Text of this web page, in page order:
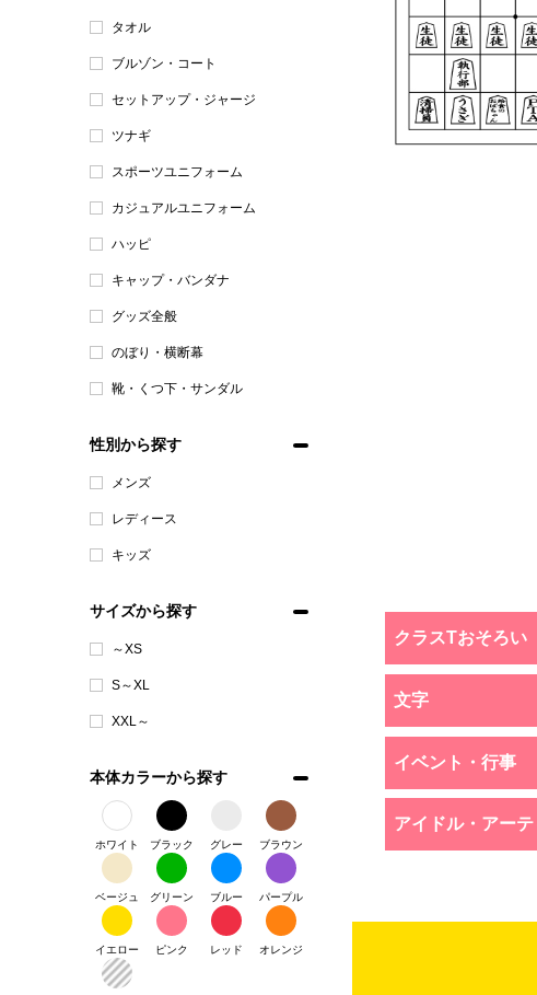
タオル
ブルゾン・コート
セットアップ・ジャージ
ツナギ
スポーツユニフォーム
カジュアルユニフォーム
ハッピ
キャップ・バンダナ
グッズ全般
のぼり・横断幕
靴・くつ下・サンダル
性別から探す
メンズ
レディース
キッズ
サイズから探す
～XS
S～XL
XXL～
本体カラーから探す
ホワイト ブラック グレー ブラウン
ベージュ グリーン ブルー パープル
イエロー ピンク レッド オレンジ
クラスTおそろい
文字
イベント・行事
アイドル・アー